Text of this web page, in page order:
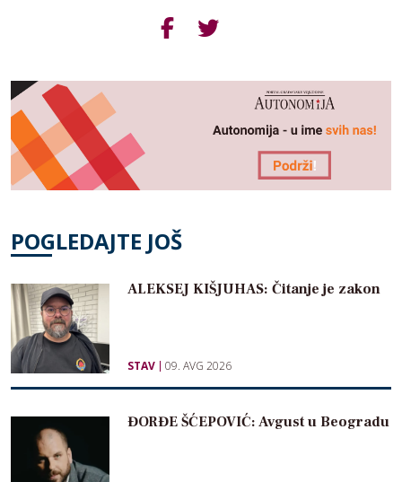
POGLEDAJTE JOŠ
ALEKSEJ KIŠJUHAS: Čitanje je zakon
STAV 09. AVG 2026
ĐORĐE ŠĆEPOVIĆ: Avgust u Beogradu